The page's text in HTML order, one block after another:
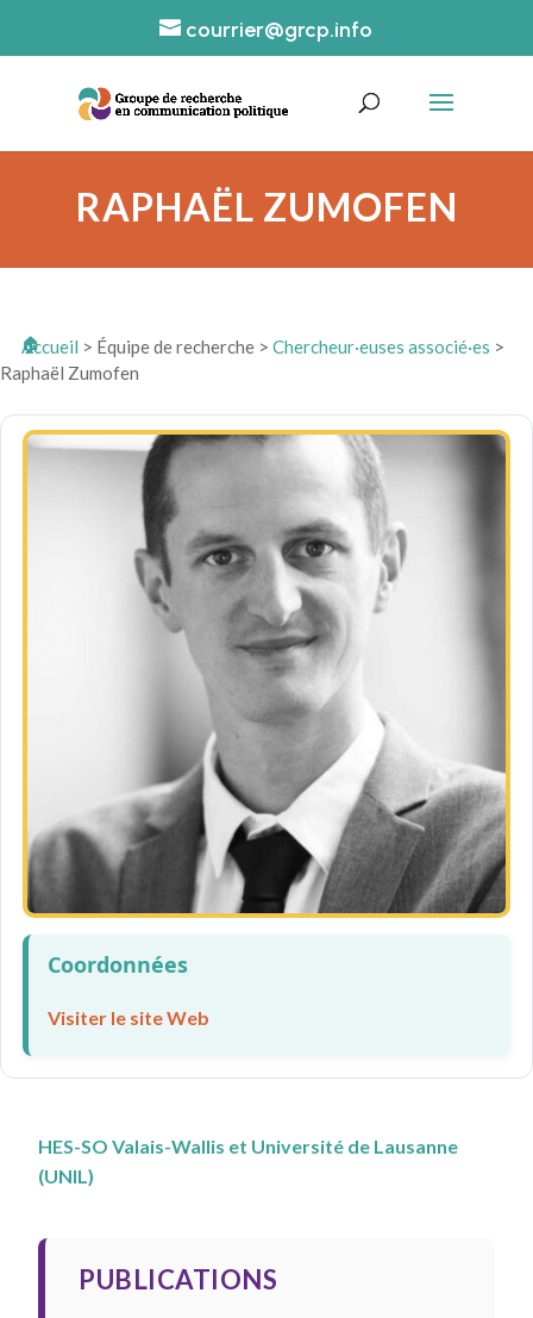
courrier@grcp.info
RAPHAËL ZUMOFEN
Accueil > Équipe de recherche > Chercheur·euses associé·es >
Raphaël Zumofen
Coordonnées
Visiter le site Web
HES-SO Valais-Wallis et Université de Lausanne
(UNIL)
PUBLICATIONS